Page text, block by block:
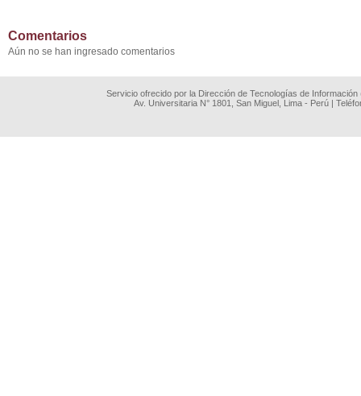
Comentarios
Aún no se han ingresado comentarios
Servicio ofrecido por la Dirección de Tecnologías de
Av. Universitaria N° 1801, San Miguel, Lima - Perú |